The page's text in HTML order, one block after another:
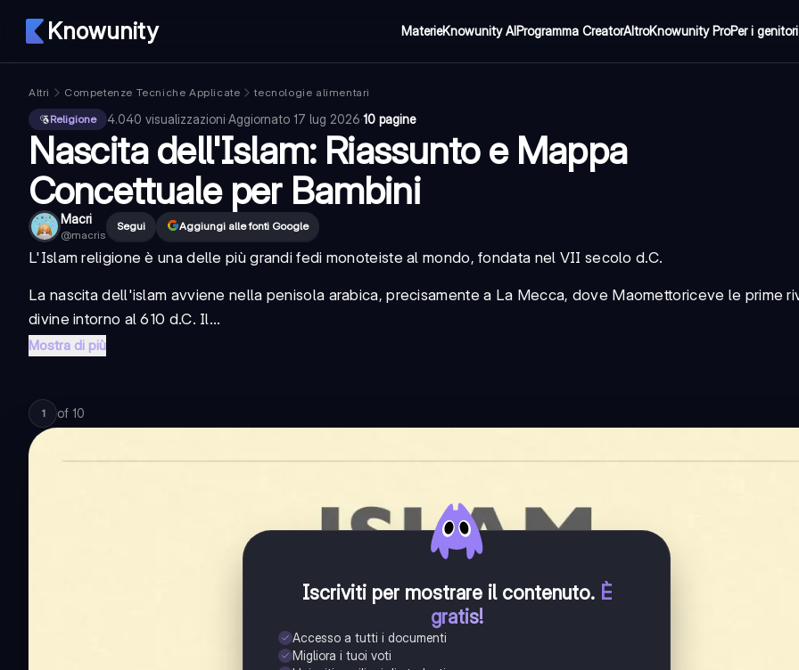
Knowunity MaterieKnowunity AIProgramma CreatorAltroKnowunity ProPer i genitori
Altri Competenze Tecniche Applicate
tecnologie alimentari
Religione
4.040 visualizzazioni·Aggiornato 17 lug 2026·10 pagine
Nascita dell'Islam: Riassunto e Mappa
Concettuale per Bambini
Macri
@macris
Segui Aggiungi alle fonti Google
L'Islam religione è una delle più grandi fedi monoteiste al mondo, fondata nel VII secolo d.C.
La nascita dell'islam avviene nella penisola arabica, precisamente a La Mecca, dove Maomettoriceve le prime
divine intorno al 610 d.C. Il...
Mostra di più
1 of 10
Iscriviti per mostrare il contenuto. È
gratis!
Accesso a tutti i documenti
Migliora i tuoi voti